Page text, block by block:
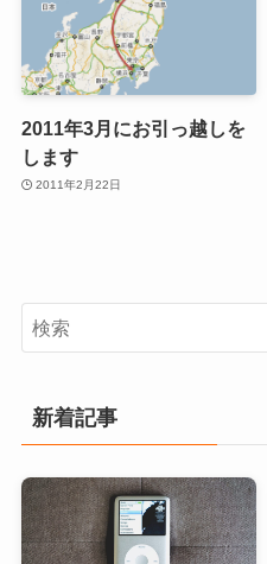
2011年3月にお引っ越しを
します
2011年2月22日
新着記事